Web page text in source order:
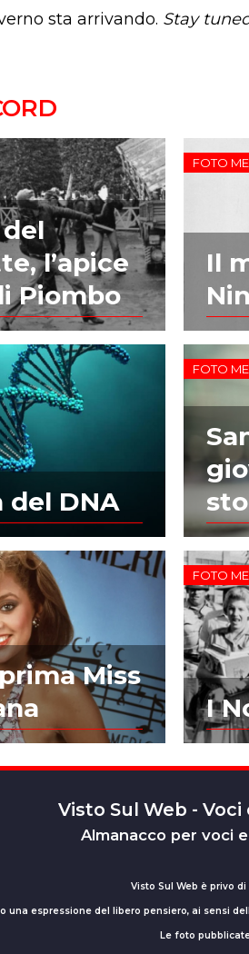
sta arrivando. Stay
l’apice
Piombo
FOTO
Il
DNA
FOTO
Miss
FOTO
I
Visto Sul Web -
Almanacco per voci
Visto Sul Web è privo
una espressione del libero pensiero, ai sensi
Le foto